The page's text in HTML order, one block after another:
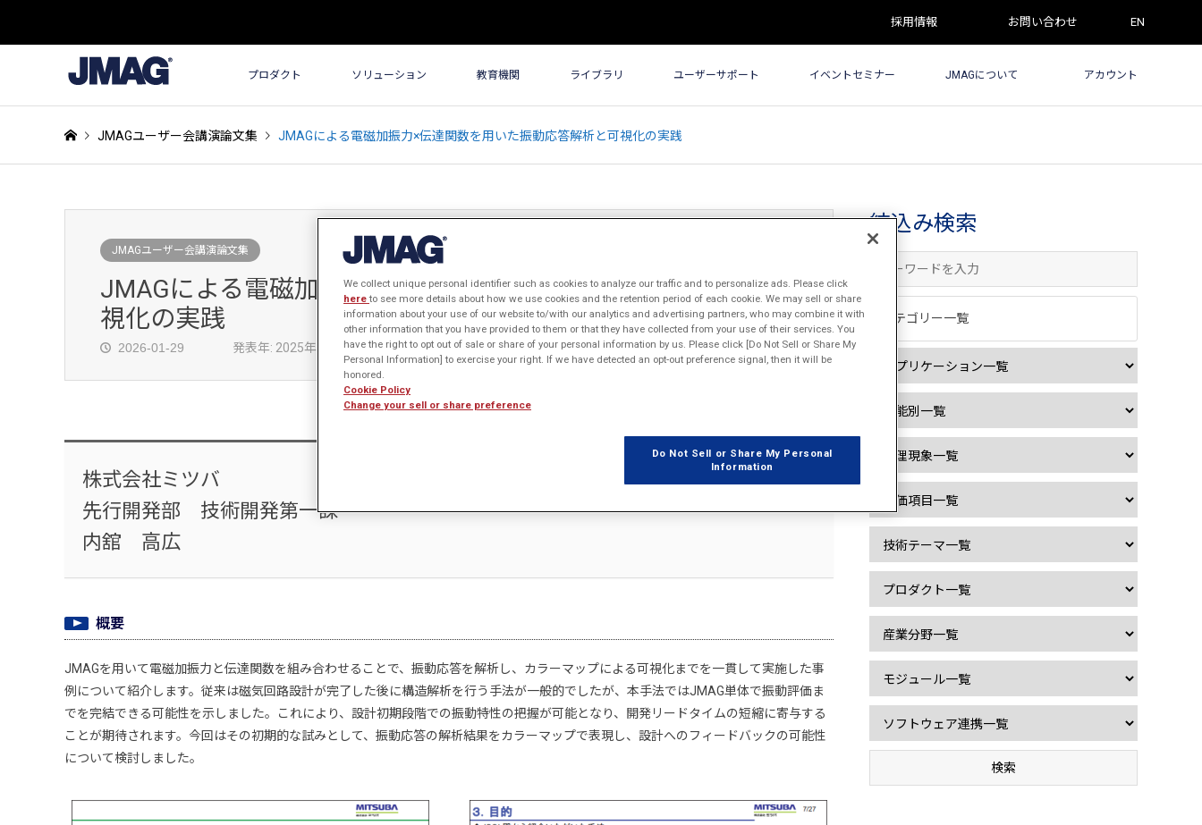
採用情報 お問い合わせ EN
プロダクト ソリューション 教育機関 ライブラリ ユーザーサポート イベントセミナー JMAGについて アカウント
JMAGユーザー会講演論文集 JMAGによる電磁加振力×伝達関数を用いた振動応答解析と可視化の実践
JMAGユーザー会講演論文集
JMAGによる電磁加振力×伝達関数を用いた振動応答解析と可
視化の実践
2026-01-29 発表年: 2025年
株式会社ミツバ
先行開発部 技術開発第一課
内舘 高広
概要
JMAGを用いて電磁加振力と伝達関数を組み合わせることで、振動応答を解析し、カラーマップによる可視化までを一貫して実施した事
例について紹介します。従来は磁気回路設計が完了した後に構造解析を行う手法が一般的でしたが、本手法ではJMAG単体で振動評価ま
でを完結できる可能性を示しました。これにより、設計初期段階での振動特性の把握が可能となり、開発リードタイムの短縮に寄与する
ことが期待されます。今回はその初期的な試みとして、振動応答の解析結果をカラーマップで表現し、設計へのフィードバックの可能性
について検討しました。
絞込み検索
カテゴリー一覧
We collect unique personal identifier such as cookies to analyze our traffic and to personalize ads. Please click
hereto see more details about how we use cookies and the retention period of each cookie. We may sell or share
information about your use of our website to/with our analytics and advertising partners, who may combine it with
other information that you have provided to them or that they have collected from your use of their services. You
have the right to opt out of sale or share of your personal information by us. Please click [Do Not Sell or Share My
Personal Information] to exercise your right. If we have detected an opt-out preference signal, then it will be
honored.
Cookie Policy
Change your sell or share preference
Do Not Sell or Share My Personal
Information